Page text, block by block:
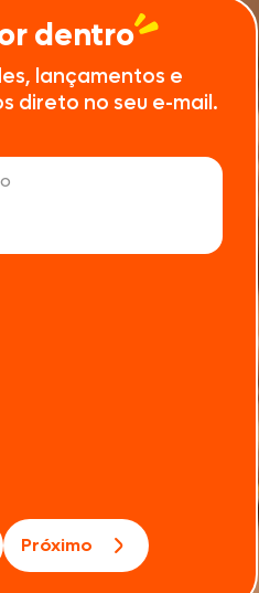
dentro
lançamentos e
direto no seu e-mail.
Próximo